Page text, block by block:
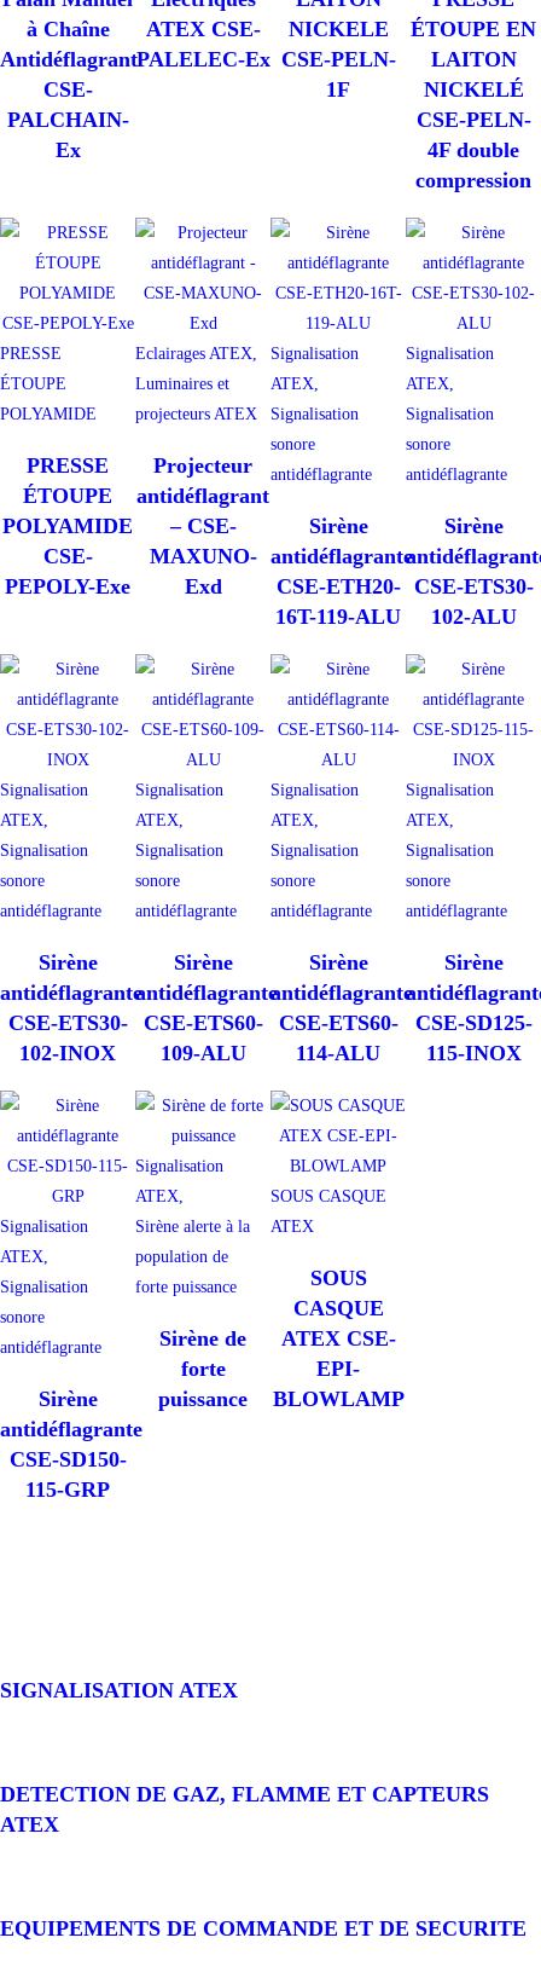
à Chaîne
Antidéflagrant
CSE-
PALCHAIN-
Ex
ATEX CSE-
PALELEC-Ex
NICKELE
CSE-PELN-
1F
ÉTOUPE EN
LAITON
NICKELÉ
CSE-PELN-
4F double
compression
PRESSE
ÉTOUPE
POLYAMIDE
PRESSE
ÉTOUPE
POLYAMIDE
CSE-
PEPOLY-Exe
Eclairages ATEX,
Luminaires et
projecteurs ATEX
Projecteur
antidéflagrant
– CSE-
MAXUNO-
Exd
Signalisation
ATEX,
Signalisation
sonore
antidéflagrante
Sirène
antidéflagrante
CSE-ETH20-
16T-119-ALU
Signalisation
ATEX,
Signalisation
sonore
antidéflagrante
Sirène
CSE-ETS30-
102-ALU
Signalisation
ATEX,
Signalisation
sonore
antidéflagrante
Sirène
antidéflagrante
CSE-ETS30-
102-INOX
Signalisation
ATEX,
Signalisation
sonore
antidéflagrante
Sirène
antidéflagrante
CSE-ETS60-
109-ALU
Signalisation
ATEX,
Signalisation
sonore
antidéflagrante
Sirène
antidéflagrante
CSE-ETS60-
114-ALU
Signalisation
ATEX,
Signalisation
sonore
antidéflagrante
Sirène
CSE-SD125-
115-INOX
Signalisation
ATEX,
Signalisation
sonore
antidéflagrante
Sirène
antidéflagrante
CSE-SD150-
115-GRP
Signalisation
ATEX,
Sirène alerte à la
population de
forte puissance
Sirène de
forte
puissance
SOUS CASQUE
ATEX
SOUS
CASQUE
ATEX CSE-
EPI-
BLOWLAMP
SIGNALISATION ATEX
DETECTION DE GAZ, FLAMME ET CAPTEURS
ATEX
EQUIPEMENTS DE COMMANDE ET DE SECURITE